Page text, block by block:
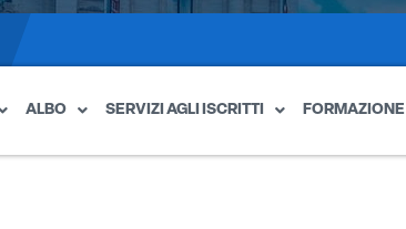
ALBO SERVIZI AGLI ISCRITTI FORMAZIONE